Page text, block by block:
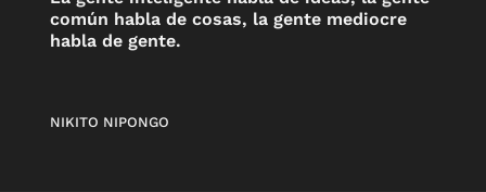
común habla de cosas, la gente mediocre
habla de gente.
NIKITO NIPONGO